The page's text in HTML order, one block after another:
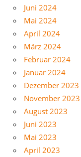
Juni 2024
Mai 2024
April 2024
März 2024
Februar 2024
Januar 2024
Dezember 2023
November 2023
August 2023
Juni 2023
Mai 2023
April 2023